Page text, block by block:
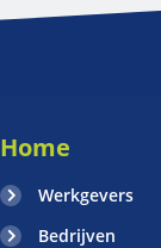
Home
Werkgevers
Bedrijven